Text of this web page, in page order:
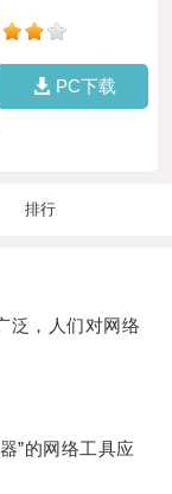
PC下载
排行
，人们对网络
”的网络工具应